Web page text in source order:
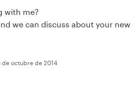
with me?
we can discuss about your new
de octubre de 2014